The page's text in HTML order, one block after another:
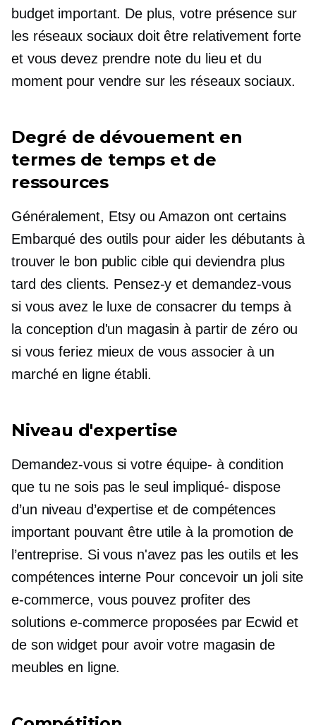
budget important. De plus, votre présence sur
les réseaux sociaux doit être relativement forte
et vous devez prendre note du lieu et du
moment pour vendre sur les réseaux sociaux.
Degré de dévouement en
termes de temps et de
ressources
Généralement, Etsy ou Amazon ont certains
Embarqué des outils pour aider les débutants à
trouver le bon public cible qui deviendra plus
tard des clients. Pensez-y et demandez-vous
si vous avez le luxe de consacrer du temps à
la conception d'un magasin à partir de zéro ou
si vous feriez mieux de vous associer à un
marché en ligne établi.
Niveau d'expertise
Demandez-vous si votre équipe- à condition
que tu ne sois pas le seul impliqué- dispose
d’un niveau d’expertise et de compétences
important pouvant être utile à la promotion de
l’entreprise. Si vous n'avez pas les outils et les
compétences interne Pour concevoir un joli site
e-commerce, vous pouvez profiter des
solutions e-commerce proposées par Ecwid et
de son widget pour avoir votre magasin de
meubles en ligne.